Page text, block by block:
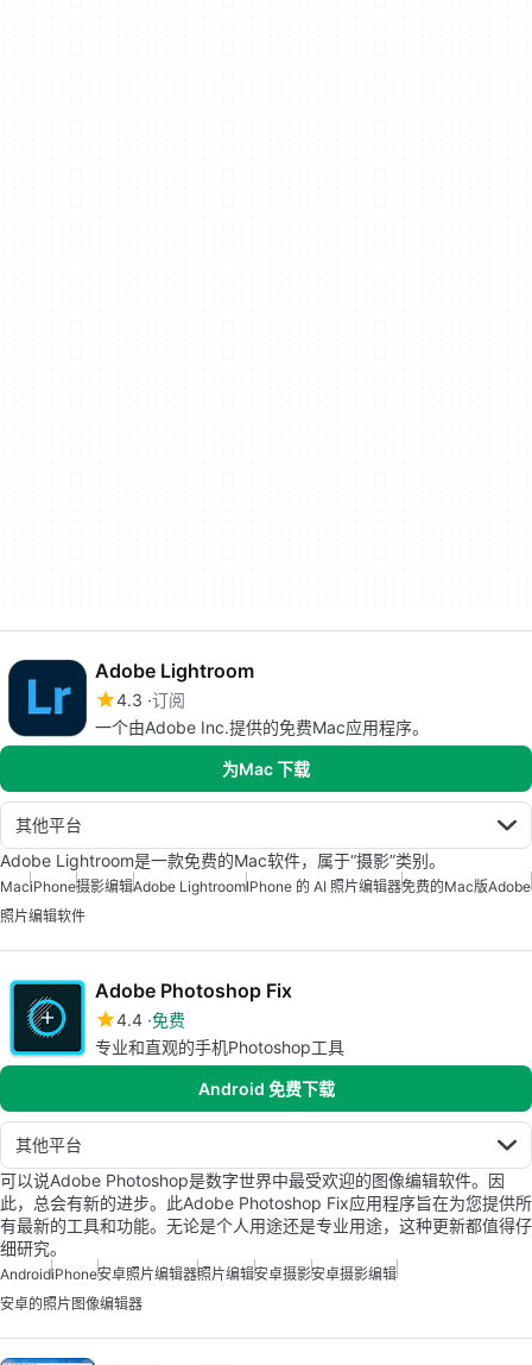
Adobe Lightroom
4.3 订阅
一个由Adobe Inc.提供的免费Mac应用程序。
为Mac 下载
其他平台
Adobe Lightroom是一款免费的Mac软件，属于“摄影”类别。
MaciPhone摄影编辑Adobe LightroomIPhone 的 AI 照片编辑器免费的Mac版Adobe
照片编辑软件
Adobe Photoshop Fix
4.4 免费
专业和直观的手机Photoshop工具
Android 免费下载
其他平台
可以说Adobe Photoshop是数字世界中最受欢迎的图像编辑软件。因
此，总会有新的进步。此Adobe Photoshop Fix应用程序旨在为您提供所
有最新的工具和功能。无论是个人用途还是专业用途，这种更新都值得仔
细研究。
AndroidiPhone安卓照片编辑器照片编辑安卓摄影安卓摄影编辑
安卓的照片图像编辑器